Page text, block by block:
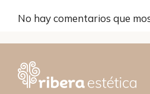
No hay comentarios que